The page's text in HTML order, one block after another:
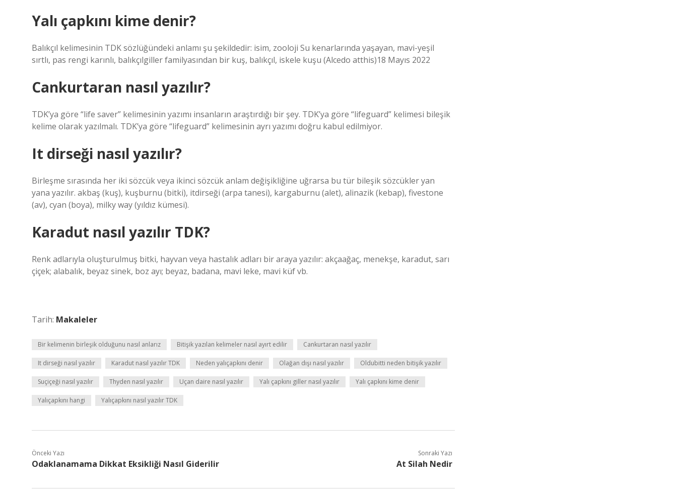
Yalı çapkını kime denir?
Balıkçıl kelimesinin TDK sözlüğündeki anlamı şu şekildedir: isim, zooloji Su kenarlarında yaşayan, mavi-yeşil
sırtlı, pas rengi karınlı, balıkçılgiller familyasından bir kuş, balıkçıl, iskele kuşu (Alcedo atthis)18 Mayıs 2022
Cankurtaran nasıl yazılır?
TDK’ya göre “life saver” kelimesinin yazımı insanların araştırdığı bir şey. TDK’ya göre “lifeguard” kelimesi bileşik
kelime olarak yazılmalı. TDK’ya göre “lifeguard” kelimesinin ayrı yazımı doğru kabul edilmiyor.
It dirseği nasıl yazılır?
Birleşme sırasında her iki sözcük veya ikinci sözcük anlam değişikliğine uğrarsa bu tür bileşik sözcükler yan
yana yazılır. akbaş (kuş), kuşburnu (bitki), itdirseği (arpa tanesi), kargaburnu (alet), alinazik (kebap), fivestone
(av), cyan (boya), milky way (yıldız kümesi).
Karadut nasıl yazılır TDK?
Renk adlarıyla oluşturulmuş bitki, hayvan veya hastalık adları bir araya yazılır: akçaağaç, menekşe, karadut, sarı
çiçek; alabalık, beyaz sinek, boz ayı; beyaz, badana, mavi leke, mavi küf vb.
Tarih: Makaleler
Bir kelimenin birleşik olduğunu nasıl anlarız Bitişik yazılan kelimeler nasıl ayırt edilir Cankurtaran nasıl yazılır
It dirseği nasıl yazılır Karadut nasıl yazılır TDK Neden yalıçapkını denir Olağan dışı nasıl yazılır Oldubitti neden bitişik yazılır
Suçiçeği nasıl yazılır Thyden nasıl yazılır Uçan daire nasıl yazılır Yalı çapkını giller nasıl yazılır Yalı çapkını kime denir
Yalıçapkını hangi Yalıçapkını nasıl yazılır TDK
Önceki Yazı
Odaklanamama Dikkat Eksikliği Nasıl Giderilir
Sonraki Yazı
At Silah Nedir